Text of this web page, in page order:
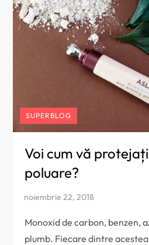
SUPERBLOG
Voi cum vă
poluare?
Monoxid de carbon, benzen,
plumb. Fiecare dintre